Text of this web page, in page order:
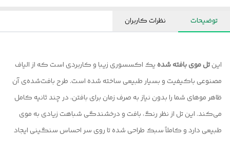
توضیحات نظرات کاربران
اینتل موی بافته‌ شده یک اکسسوری زیبا و کاربردی است که از الیاف
مصنوعی باکیفیت و بسیار طبیعی ساخته شده است. طرح بافت‌شده‌ی آن
ظاهر موهای شما را بدون نیاز به صرف زمان برای بافتن، در چند ثانیه کامل
می‌کند. این تل از نظر رنگ، بافت و درخشندگی شباهت زیادی به موی
طبیعی دارد و کاملاً سبک طراحی شده تا روی سر احساس سنگینی ایجاد